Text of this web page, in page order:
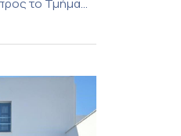
το Τμήμα
και την
Η επίσκεψη